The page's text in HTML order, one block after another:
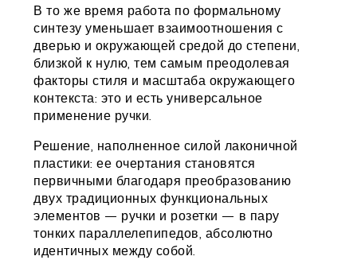
В то же время работа по формальному
синтезу уменьшает взаимоотношения с
дверью и окружающей средой до степени,
близкой к нулю, тем самым преодолевая
факторы стиля и масштаба окружающего
контекста: это и есть универсальное
применение ручки.
Решение, наполненное силой лаконичной
пластики: ее очертания становятся
первичными благодаря преобразованию
двух традиционных функциональных
элементов — ручки и розетки — в пару
тонких параллелепипедов, абсолютно
идентичных между собой.